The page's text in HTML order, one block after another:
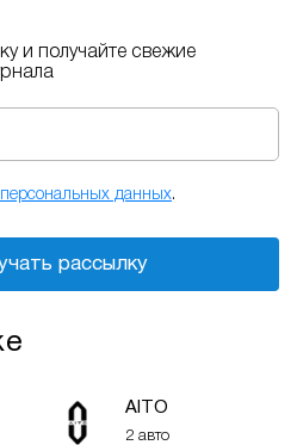
и получайте свежие
данных.
рассылку
AITO
2 авто